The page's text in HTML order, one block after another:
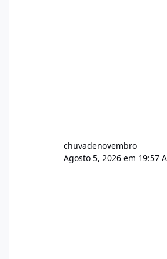
chuvadenovembro
Agosto 5, 2026 em 19:57